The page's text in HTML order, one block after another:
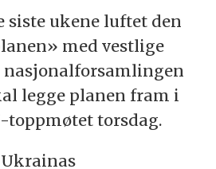
siste ukene luftet den
med vestlige
nasjonalforsamlingen
legge planen fram i
toppmøtet torsdag.